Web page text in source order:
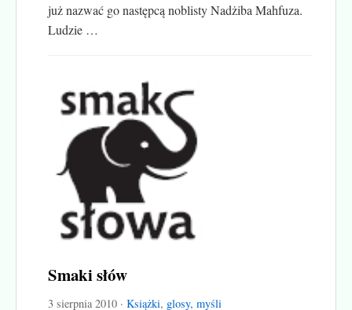
już nazwać go następcą noblisty Nadżiba Mahfuza.
Ludzie …
Smaki słów
3 sierpnia 2010 · Książki, glosy, myśli